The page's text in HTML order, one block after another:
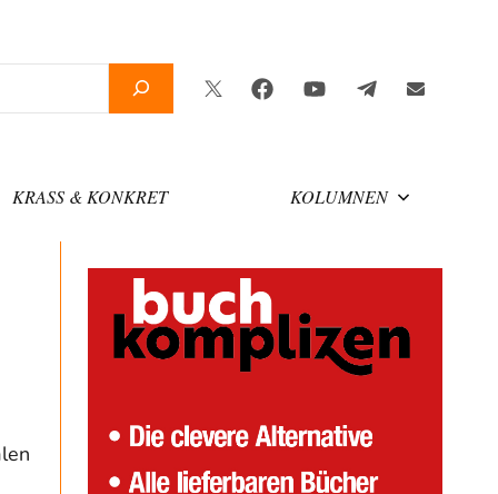
TwitterFacebookYouTubeTelegramNewsletter
KRASS & KONKRET KOLUMNEN